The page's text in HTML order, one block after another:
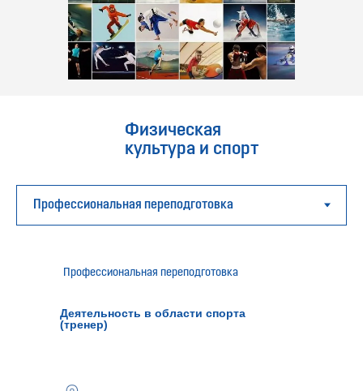
Физическая
культура и спорт
Деятельность в области спорта
(тренер)
Профессиональная переподготовка